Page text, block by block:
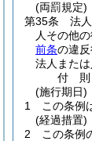
(両罰規定)
第35条
法
人その他
前条の違
法人また
付 則
(施行期日)
1
この条例
(経過措置)
2
この条例